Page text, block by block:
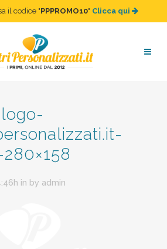
il codice "PPPROMO10" Clicca qui
1-280×158
logo-
in by admin